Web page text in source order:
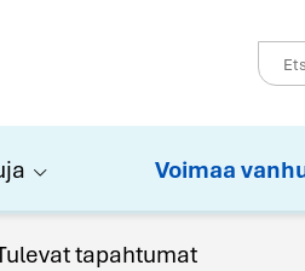
Voimaa
tapahtumat